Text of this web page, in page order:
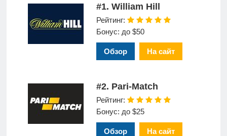
#1. William Hill
Рейтинг:
Бонус: до $50
Обзор На сайт
#2. Pari-Match
Рейтинг:
Бонус: до $25
Обзор На сайт